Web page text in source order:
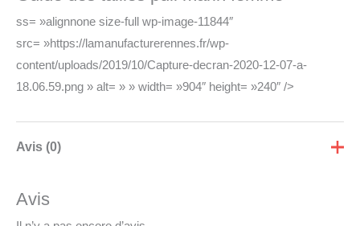
ss= »alignnone size-full wp-image-11844″
src= »https://lamanufacturerennes.fr/wp-
content/uploads/2019/10/Capture-decran-2020-12-07-a-
18.06.59.png » alt= » » width= »904″ height= »240″ />
Avis (0)
Avis